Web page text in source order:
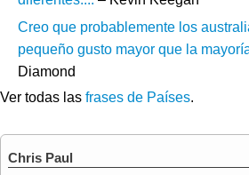
Creo que probablemente los
pequeño gusto mayor que la
Diamond
Ver todas las frases de Países.
Chris Paul